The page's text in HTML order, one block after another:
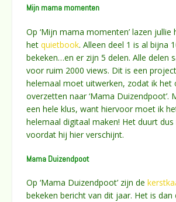
Mijn mama momenten
Op ‘Mijn mama momenten’ lazen
het quietbook. Alleen deel 1 is al bijna
bekeken…en er zijn 5 delen. Alle delen
voor ruim 2000 views. Dit is een
helemaal moet uitwerken, zodat ik het
overzetten naar ‘Mama Duizendpoot’.
een hele klus, want hiervoor moet ik
helemaal digitaal maken! Het duurt
voordat hij hier verschijnt.
Mama Duizendpoot
Op ‘Mama Duizendpoot’ zijn de
bekeken bericht van dit jaar. Het is dan